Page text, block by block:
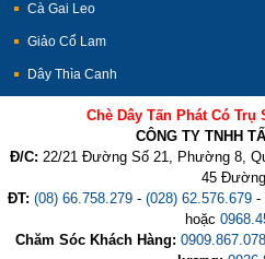
Cà Gai Leo
Giảo Cổ Lam
Dây Thìa Canh
Chè Dây Tấn Phát Có Trụ
CÔNG TY TNHH
Đ/C: 22/21 Đường Số 21, Phường 8,
45
ĐT: (08) 66.758.279 - (028) 62.576.679 -
hoặc
Chăm Sóc Khách Hàng: 0909.867.078